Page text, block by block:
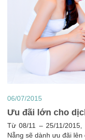
06/07/2015
Ưu đãi lớn cho
Từ 08/11 – 25/11/
Nẵng sẽ dành ưu đãi